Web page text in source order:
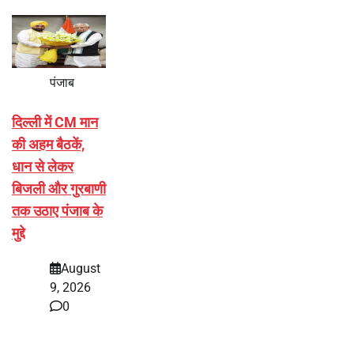
पंजाब
दिल्ली में CM मान
की अहम बैठकें,
धान से लेकर
बिजली और गुरबाणी
तक उठाए पंजाब के
मुद्दे
August
9, 2026
0